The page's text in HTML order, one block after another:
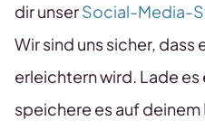
dir unserSocial-Media-
Wir sind uns sicher, dass
erleichtern wird. Lade
speichere es auf